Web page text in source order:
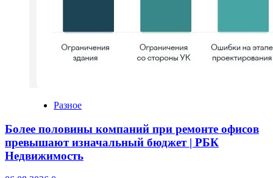
Разное
Более половины компаний при ремонте офисов
превышают изначальный бюджет | РБК
Недвижимость